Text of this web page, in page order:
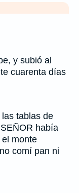
y subió al
cuarenta días
tablas de
había
monte
comí pan ni